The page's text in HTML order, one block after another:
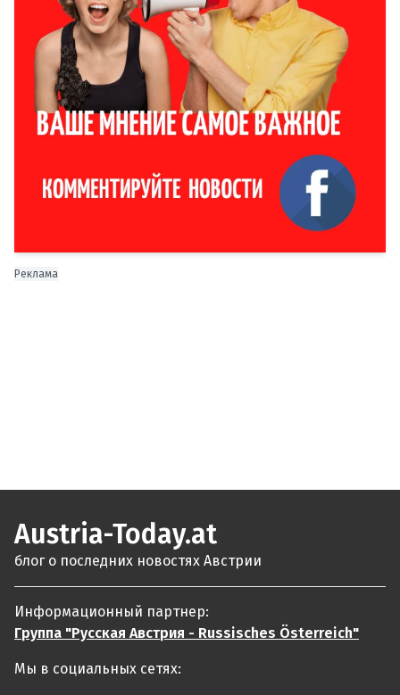
Реклама
Austria-Today.at
блог о последних новостях Австрии
Информационный партнер:
Группа "Русская Австрия - Russisches Österreich"
Мы в социальных сетях: